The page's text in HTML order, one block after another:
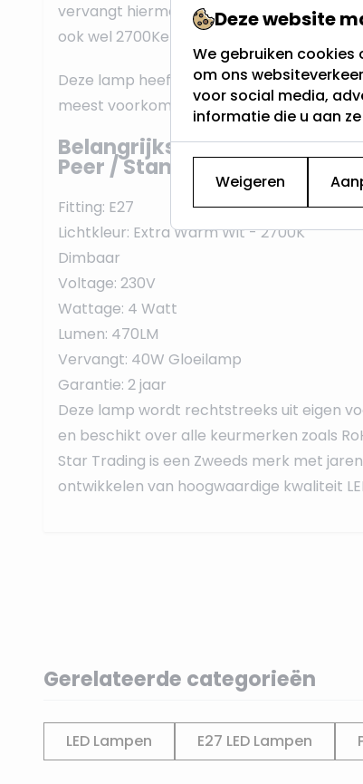
vervangt hiermee een 40W Gloeilamp.
ook wel 2700Kelvin genoemd.
Deze lamp heeft een E27 fitting, vaak
meest voorkomende schroeffitting en
Belangrijkste eigenschappen
Peer / Standaard lamp:
Fitting: E27
Lichtkleur: Extra Warm Wit - 2700K
Dimbaar
Voltage: 230V
Wattage: 4 Watt
Lumen: 470LM
Vervangt: 40W Gloeilamp
Garantie: 2 jaar
Deze lamp wordt rechtstreeks uit eigen
en beschikt over alle keurmerken zoals
Star Trading is een Zweeds merk met
ontwikkelen van hoogwaardige kwaliteit
Gerelateerde categorieën
LED Lampen E27 LED Lampen
Deze website
We gebruiken
om ons
voor social media,
informatie die u aan
Weigeren